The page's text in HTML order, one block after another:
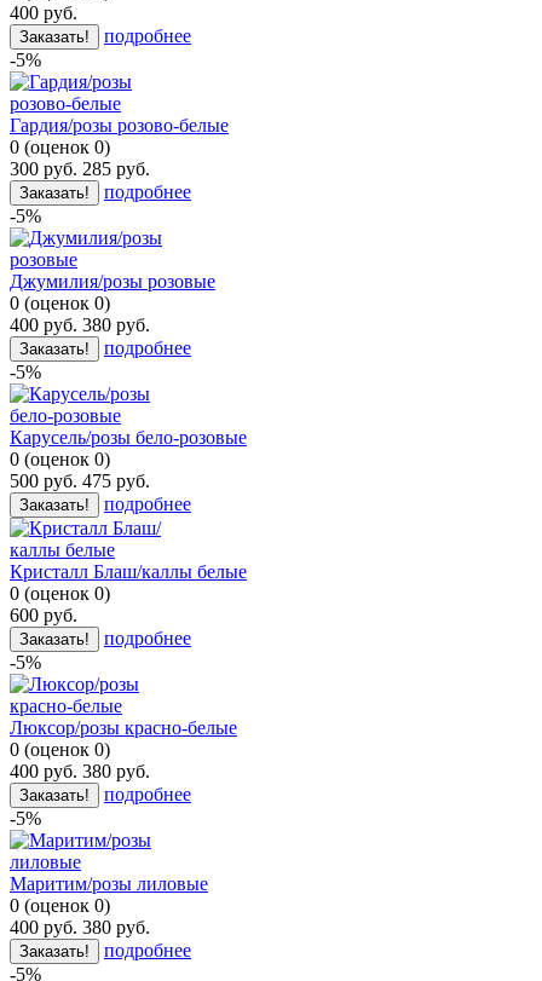
400 руб.
Заказать!
подробнее
-5%
Гардия/розы розово-белые
0 (оценок 0)
300 руб. 285 руб.
Заказать!
подробнее
-5%
Джумилия/розы розовые
0 (оценок 0)
400 руб. 380 руб.
Заказать!
подробнее
-5%
Карусель/розы бело-розовые
0 (оценок 0)
500 руб. 475 руб.
Заказать! подробнее
Кристалл Блаш/каллы белые
0 (оценок 0)
600 руб.
Заказать!
подробнее
-5%
Люксор/розы красно-белые
0 (оценок 0)
400 руб. 380 руб.
Заказать!
подробнее
-5%
Маритим/розы лиловые
0 (оценок 0)
400 руб. 380 руб.
Заказать!
подробнее
-5%